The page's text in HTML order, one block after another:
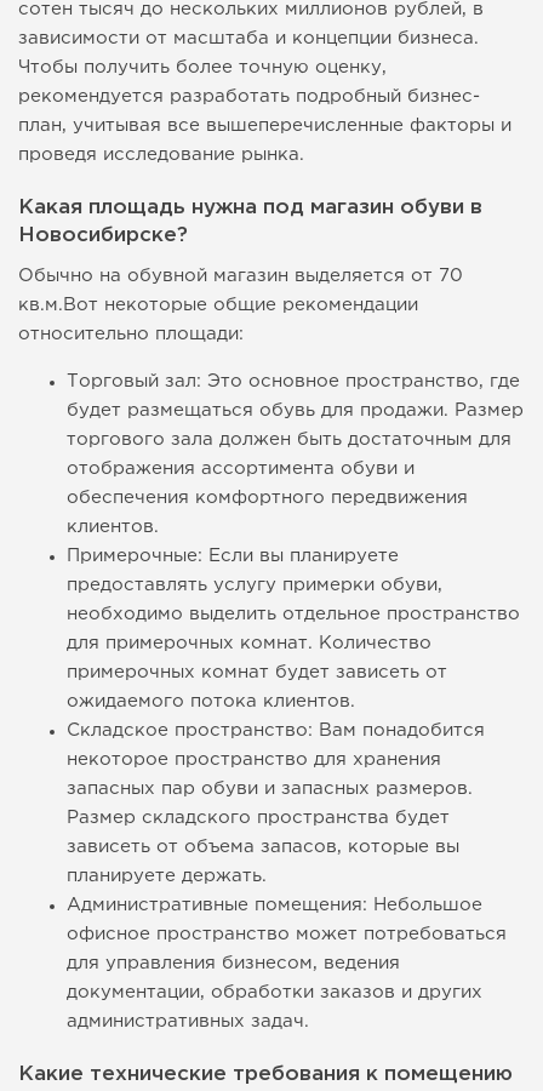
сотен тысяч до нескольких миллионов рублей, в
зависимости от масштаба и концепции бизнеса.
Чтобы получить более точную оценку,
рекомендуется разработать подробный бизнес-
план, учитывая все вышеперечисленные факторы и
проведя исследование рынка.
Какая площадь нужна под магазин обуви в
Новосибирске?
Обычно на обувной магазин выделяется от 70
кв.м.Вот некоторые общие рекомендации
относительно площади:
Торговый зал: Это основное пространство, где
будет размещаться обувь для продажи. Размер
торгового зала должен быть достаточным для
отображения ассортимента обуви и
обеспечения комфортного передвижения
клиентов.
Примерочные: Если вы планируете
предоставлять услугу примерки обуви,
необходимо выделить отдельное пространство
для примерочных комнат. Количество
примерочных комнат будет зависеть от
ожидаемого потока клиентов.
Складское пространство: Вам понадобится
некоторое пространство для хранения
запасных пар обуви и запасных размеров.
Размер складского пространства будет
зависеть от объема запасов, которые вы
планируете держать.
Административные помещения: Небольшое
офисное пространство может потребоваться
для управления бизнесом, ведения
документации, обработки заказов и других
административных задач.
Какие технические требования к помещению